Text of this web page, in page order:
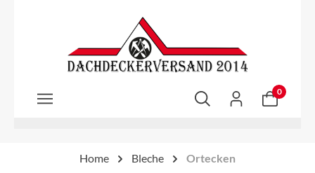
Zum Hauptinhalt springen
0
Home Bleche Ortecken